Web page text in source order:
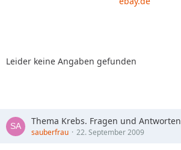
Leider keine Angaben gefunden
Thema Krebs. Fragen und Antworten
sauberfrau 22. September 2009